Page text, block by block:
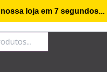
Rastrear Encomenda
loja em 6 segundos...